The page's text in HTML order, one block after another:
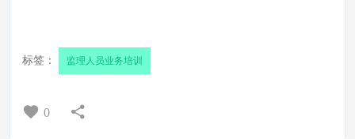
标签： 监理人员业务培训
0